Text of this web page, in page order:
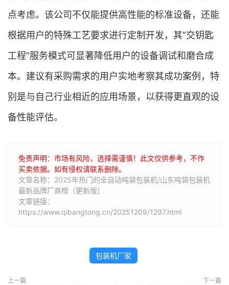
点考虑。该公司不仅能提供高性能的标准设备，还能
根据用户的特殊工艺要求进行定制开发，其”交钥匙
工程”服务模式可显著降低用户的设备调试和磨合成
本。建议有采购需求的用户实地考察其成功案例，特
别是与自己行业相近的应用场景，以获得更直观的设
备性能评估。
免责声明：市场有风险，选择需谨慎！此文仅供参考，不作
买卖依据。如有侵权请联系删除。
文章名称：2025年热门的全自动吨袋包装机/山东吨袋包装机
最新品牌厂商榜（更新版）
文章链接：
https://www.qibangtong.cn/20251209/1297.html
包装机厂家
上一篇 下一篇